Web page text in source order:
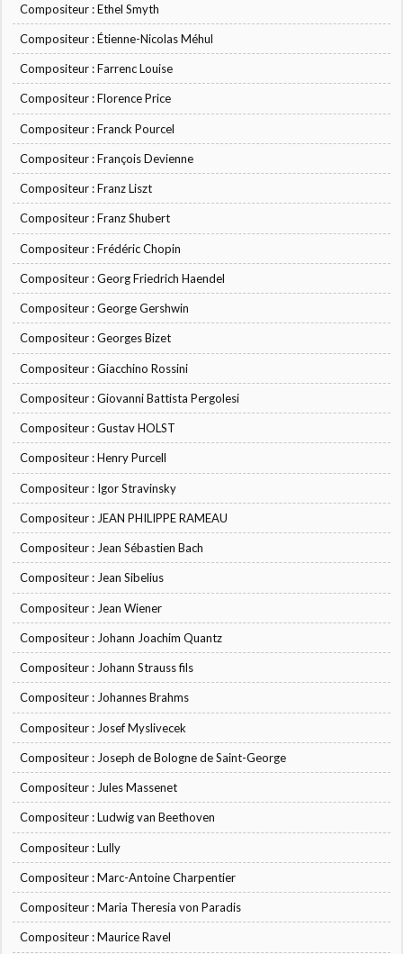
Compositeur : Ethel Smyth
Compositeur : Étienne-Nicolas Méhul
Compositeur : Farrenc Louise
Compositeur : Florence Price
Compositeur : Franck Pourcel
Compositeur : François Devienne
Compositeur : Franz Liszt
Compositeur : Franz Shubert
Compositeur : Frédéric Chopin
Compositeur : Georg Friedrich Haendel
Compositeur : George Gershwin
Compositeur : Georges Bizet
Compositeur : Giacchino Rossini
Compositeur : Giovanni Battista Pergolesi
Compositeur : Gustav HOLST
Compositeur : Henry Purcell
Compositeur : Igor Stravinsky
Compositeur : JEAN PHILIPPE RAMEAU
Compositeur : Jean Sébastien Bach
Compositeur : Jean Sibelius
Compositeur : Jean Wiener
Compositeur : Johann Joachim Quantz
Compositeur : Johann Strauss fils
Compositeur : Johannes Brahms
Compositeur : Josef Myslivecek
Compositeur : Joseph de Bologne de Saint-George
Compositeur : Jules Massenet
Compositeur : Ludwig van Beethoven
Compositeur : Lully
Compositeur : Marc-Antoine Charpentier
Compositeur : Maria Theresia von Paradis
Compositeur : Maurice Ravel